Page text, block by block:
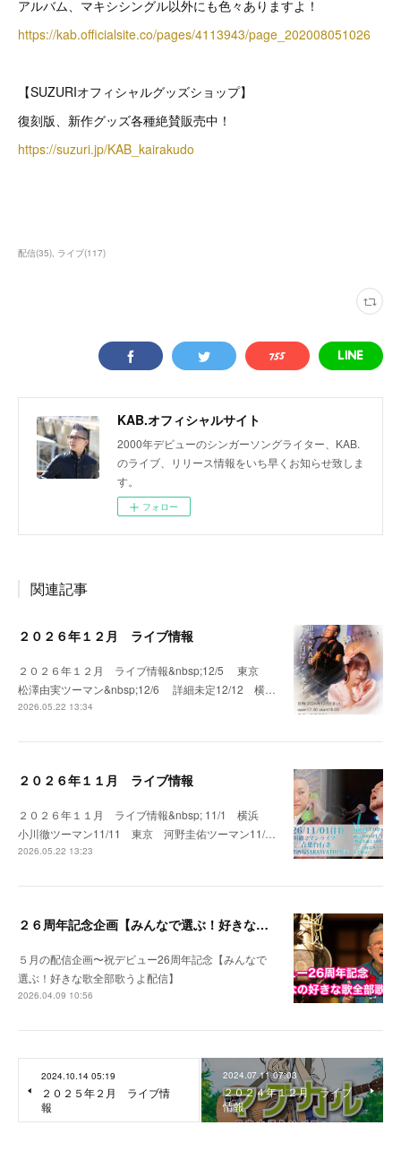
アルバム、マキシシングル以外にも色々ありますよ！
https://kab.officialsite.co/pages/4113943/page_202008051026
【SUZURIオフィシャルグッズショップ】
復刻版、新作グッズ各種絶賛販売中！
https://suzuri.jp/KAB_kairakudo
配信(35) ライブ(117)
KAB.オフィシャルサイト
2000年デビューのシンガーソングライター、KAB.
のライブ、リリース情報をいち早くお知らせ致しま
す。
フォロー
関連記事
２０２６年１２月 ライブ情報
２０２６年１２月 ライブ情報&nbsp;12/5 東京
松澤由実ツーマン&nbsp;12/6 詳細未定12/12 横…
2026.05.22 13:34
２０２６年１１月 ライブ情報
２０２６年１１月 ライブ情報&nbsp; 11/1 横浜
小川徹ツーマン11/11 東京 河野圭佑ツーマン11/…
2026.05.22 13:23
２６周年記念企画【みんなで選ぶ！好きな歌全部歌うよ配信】
５月の配信企画〜祝デビュー26周年記念【みんなで
選ぶ！好きな歌全部歌うよ配信】
2026.04.09 10:56
2024.10.14 05:19
２０２５年２月 ライブ情
報
2024.07.11 07:03
２０２４年１２月 ライブ
情報